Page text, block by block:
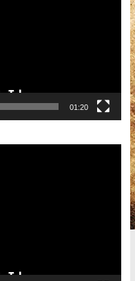
01:20